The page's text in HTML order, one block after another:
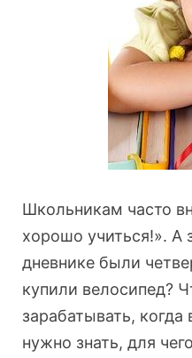
Школьникам часто
хорошо учиться!». А
дневнике были
купили велосипед?
зарабатывать,
нужно знать, для